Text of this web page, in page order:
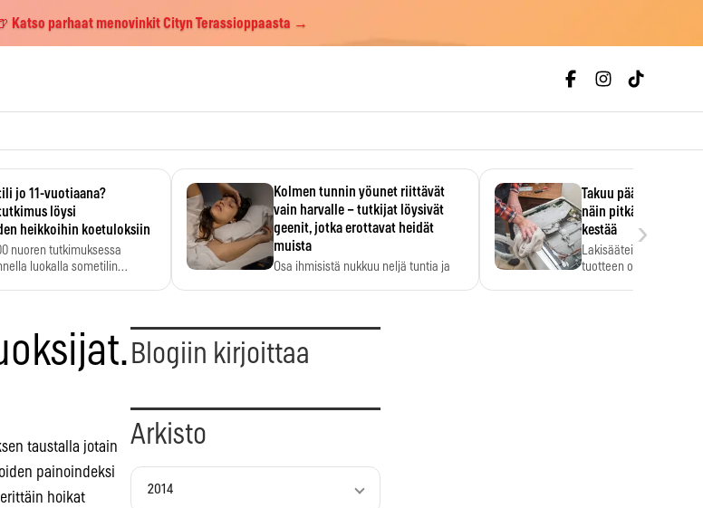
Katso parhaat menovinkit Cityn Terassioppaasta →
jo 11-vuotiaana?
löysi
heikkoihin koetuloksiin
nuoren tutkimuksessa
luokalla sometilin…
Kolmen tunnin yöunet riittävät
vain harvalle – tutkijat löysivät
geenit, jotka erottavat heidät
muista
Osa ihmisistä nukkuu neljä tuntia ja
Takuu päättyi,
näin pitkään
kestää
Lakisääteinen
tuotteen oletetun
›
taustalla jotain
painoindeksi
hoikat
Blogiin kirjoittaa
Arkisto
2014